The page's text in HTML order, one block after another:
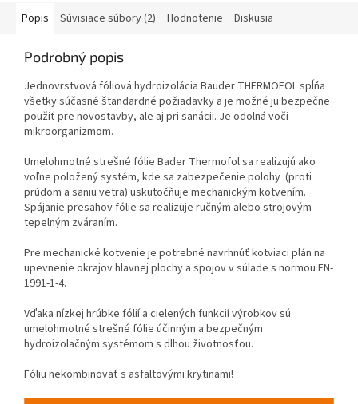
Popis Súvisiace súbory (2) Hodnotenie Diskusia
Podrobný popis
Jednovrstvová fóliová hydroizolácia Bauder THERMOFOL spĺňa
všetky súčasné štandardné požiadavky a je možné ju bezpečne
použiť pre novostavby, ale aj pri sanácii. Je odolná voči
mikroorganizmom.
Umelohmotné strešné fólie Bader Thermofol sa realizujú ako
voľne položený systém, kde sa zabezpečenie polohy (proti
prúdom a saniu vetra) uskutočňuje mechanickým kotvením.
Spájanie presahov fólie sa realizuje ručným alebo strojovým
tepelným zváraním.
Pre mechanické kotvenie je potrebné navrhnúť kotviaci plán na
upevnenie okrajov hlavnej plochy a spojov v súlade s normou EN-
1991-1-4.
Vďaka nízkej hrúbke fólií a cielených funkcií výrobkov sú
umelohmotné strešné fólie účinným a bezpečným
hydroizolačným systémom s dlhou životnosťou.
Fóliu nekombinovať s asfaltovými krytinami!